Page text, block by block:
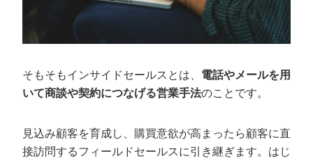
顧客を不安にさせないようにする
インサイドセールスにはカリトルくんがお
すすめ
そもそもインサイドセールスとは、 電話やメールを用
いて商談や契約につなげる営業手法のことです。
見込み顧客を育成し、購買意欲が高まったら顧客に直
接訪問するフィールドセールスに引き継ぎます。はじ